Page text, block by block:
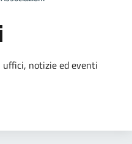
notizie ed eventi